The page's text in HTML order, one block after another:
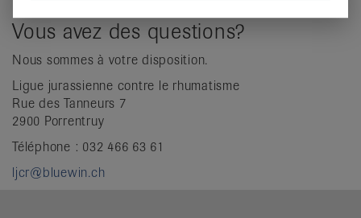
Vous avez des questions?
Nous sommes à votre disposition.
Ligue jurassienne contre le rhumatisme
Rue des Tanneurs 7
2900 Porrentruy
Téléphone : 032 466 63 61
ljcr@bluewin.ch